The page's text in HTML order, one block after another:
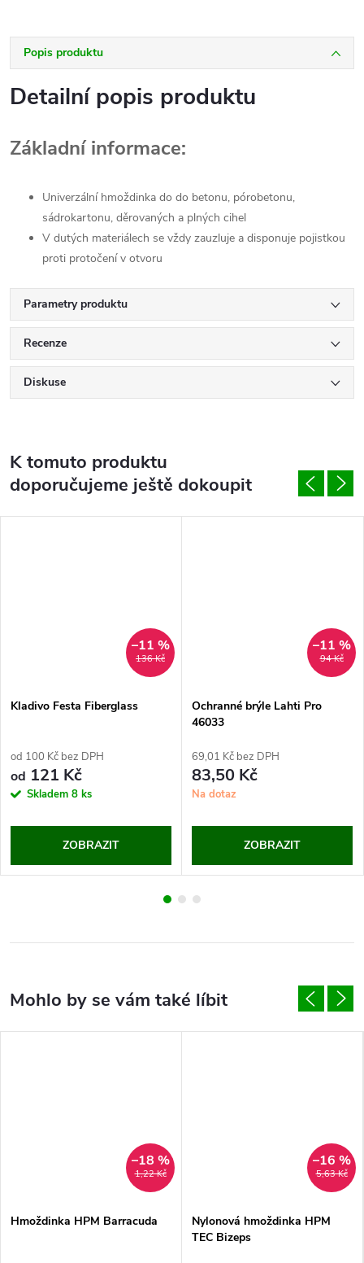
Popis produktu
Detailní popis produktu
Základní informace:
Univerzální hmoždinka do do betonu, pórobetonu,
sádrokartonu, děrovaných a plných cihel
V dutých materiálech se vždy zauzluje a disponuje pojistkou
proti protočení v otvoru
Parametry produktu
Recenze
Diskuse
K tomuto produktu
doporučujeme ještě dokoupit
136 Kč
–11 %
Kladivo Festa Fiberglass
od 100 Kč bez DPH
od 121 Kč
Skladem 8 ks
ZOBRAZIT
94 Kč
–11 %
Ochranné brýle Lahti Pro
46033
69,01 Kč bez DPH
83,50 Kč
Na dotaz
ZOBRAZIT
1,22 Kč
–18 %
Hmoždinka HPM Barracuda
5,63 Kč
–16 %
Nylonová hmoždinka HPM
TEC Bizeps